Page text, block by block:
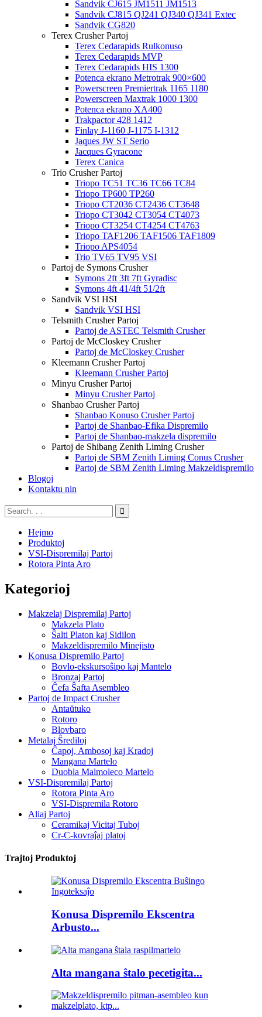
Sandvik CJ615 JM1511 JM1513
Sandvik CJ815 QJ241 QJ340 QJ341 Extec
Sandvik CG820
Terex Crusher Partoj
Terex Cedarapids Rulkonuso
Terex Cedarapids MVP
Terex Cedarapids HIS 1300
Potenca ekrano Metrotrak 900×600
Powerscreen Premiertrak 1165 1180
Powerscreen Maxtrak 1000 1300
Potenca ekrano XA400
Trakpactor 428 1412
Finlay J-1160 J-1175 I-1312
Jaques JW ST Serio
Jacques Gyracone
Terex Canica
Trio Crusher Partoj
Triopo TC51 TC36 TC66 TC84
Triopo TP600 TP260
Triopo CT2036 CT2436 CT3648
Triopo CT3042 CT3054 CT4073
Triopo CT3254 CT4254 CT4763
Triopo TAF1206 TAF1506 TAF1809
Triopo APS4054
Trio TV65 TV95 VSI
Partoj de Symons Crusher
Symons 2ft 3ft 7ft Gyradisc
Symons 4ft 41/4ft 51/2ft
Sandvik VSI HSI
Sandvik VSI HSI
Telsmith Crusher Partoj
Partoj de ASTEC Telsmith Crusher
Partoj de McCloskey Crusher
Partoj de McCloskey Crusher
Kleemann Crusher Partoj
Kleemann Crusher Partoj
Minyu Crusher Partoj
Minyu Crusher Partoj
Shanbao Crusher Partoj
Shanbao Konuso Crusher Partoj
Partoj de Shanbao-Efika Dispremilo
Partoj de Shanbao-makzela dispremilo
Partoj de Shibang Zenith Liming Crusher
Partoj de SBM Zenith Liming Conus Crusher
Partoj de SBM Zenith Liming Makzeldispremilo
Blogoj
Kontaktu nin
Hejmo
Produktoj
VSI-Dispremilaj Partoj
Rotora Pinta Aro
Kategorioj
Makzelaj Dispremilaj Partoj
Makzela Plato
Ŝalti Platon kaj Sidilon
Makzeldispremilo Minejisto
Konusa Dispremilo Partoj
Bovlo-ekskursoŝipo kaj Mantelo
Bronzaj Partoj
Ĉefa Ŝafta Asembleo
Partoj de Impact Crusher
Antaŭtuko
Rotoro
Blovbaro
Metalaj Ŝrediloj
Ĉapoj, Ambosoj kaj Kradoj
Mangana Martelo
Duobla Malmoleco Martelo
VSI-Dispremilaj Partoj
Rotora Pinta Aro
VSI-Dispremila Rotoro
Aliaj Partoj
Ceramikaj Vicitaj Tuboj
Cr-C-kovraĵaj platoj
Trajtoj Produktoj
Konusa Dispremilo Ekscentra
Arbusto...
Alta mangana ŝtalo pecetigita...